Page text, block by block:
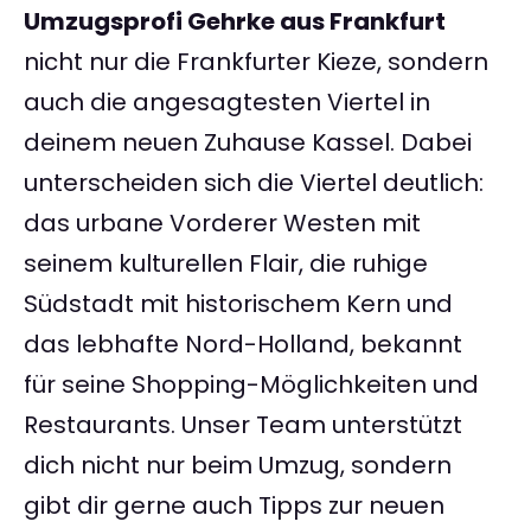
Umzugsprofi Gehrke aus Frankfurt
nicht nur die Frankfurter Kieze, sondern
auch die angesagtesten Viertel in
deinem neuen Zuhause Kassel. Dabei
unterscheiden sich die Viertel deutlich:
das urbane Vorderer Westen mit
seinem kulturellen Flair, die ruhige
Südstadt mit historischem Kern und
das lebhafte Nord-Holland, bekannt
für seine Shopping-Möglichkeiten und
Restaurants. Unser Team unterstützt
dich nicht nur beim Umzug, sondern
gibt dir gerne auch Tipps zur neuen